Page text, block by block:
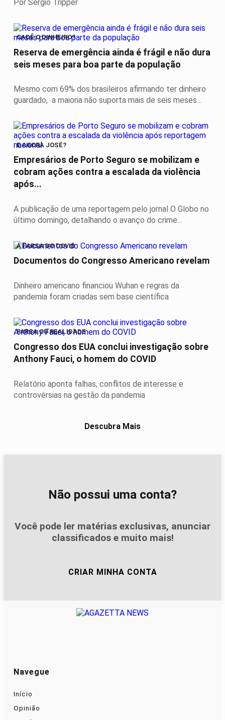
Por Sérgio Tripper
CADÊ O DINHEIRO?
Reserva de emergência ainda é frágil e não dura
seis meses para boa parte da população
Mesmo com 69% dos brasileiros afirmando ter dinheiro
guardado, a maioria não suporta mais de seis meses...
E AGORA JOSÉ?
Empresários de Porto Seguro se mobilizam e
cobram ações contra a escalada da violência
após...
A publicação de uma reportagem pelo jornal O Globo no
último domingo, detalhando o avanço do crime...
A FARSA DO COVID
Documentos do Congresso Americano revelam
Dinheiro americano financiou Wuhan e regras da
pandemia foram criadas sem base científica
FARSA OU REALIDADE
Congresso dos EUA conclui investigação sobre
Anthony Fauci, o homem do COVID
Relatório aponta falhas, conflitos de interesse e
controvérsias na gestão da pandemia
Descubra Mais
Não possui uma conta?
Você pode ler matérias exclusivas, anunciar
classificados e muito mais!
CRIAR MINHA CONTA
Navegue
Início
Opinião